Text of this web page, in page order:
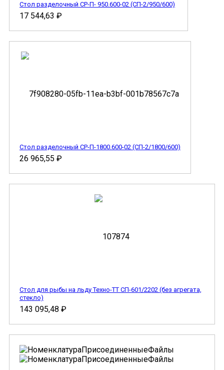
Стол разделочный СР-П- 950.600-02 (СП-2/950/600)
17 544,63 ₽
Стол разделочный СР-П-1800.600-02 (СП-2/1800/600)
26 965,55 ₽
Стол для рыбы на льду Техно-ТТ СП-601/2202 (без агрегата,
стекло)
143 095,48 ₽